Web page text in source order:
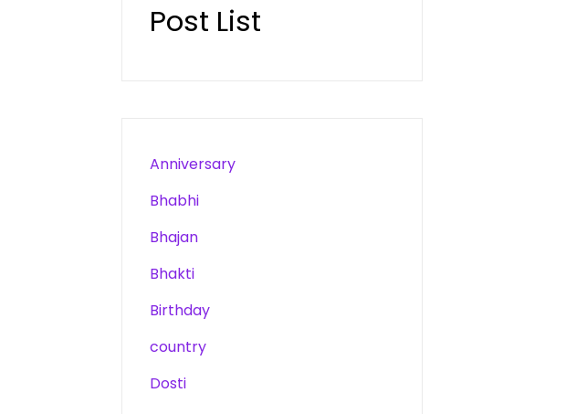
Post List
Anniversary
Bhabhi
Bhajan
Bhakti
Birthday
country
Dosti